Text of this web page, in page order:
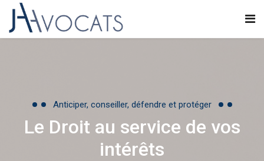
Anticiper, conseiller, défendre et protéger
Le Droit au service de vos
intérêts